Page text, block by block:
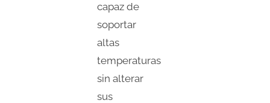
capaz de
soportar
altas
temperaturas
sin alterar
sus